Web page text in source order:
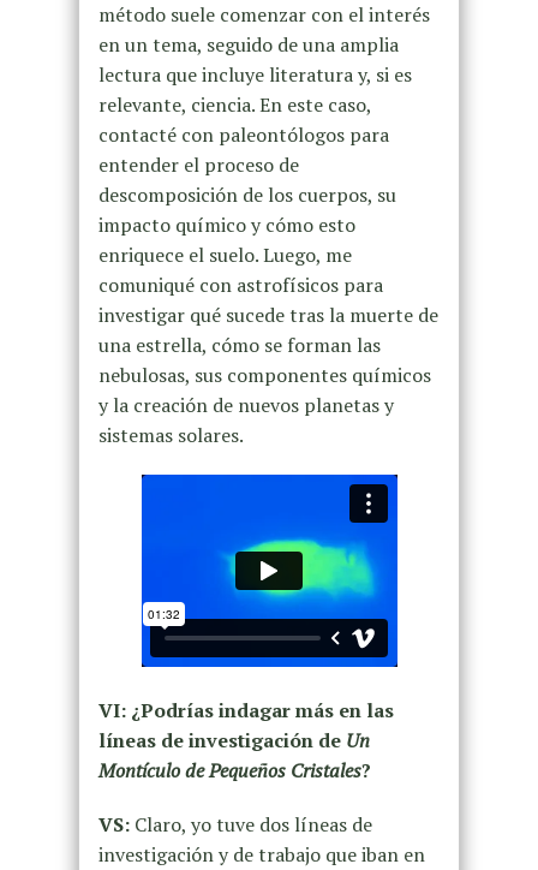
método suele comenzar con el interés
en un tema, seguido de una amplia
lectura que incluye literatura y, si es
relevante, ciencia. En este caso,
contacté con paleontólogos para
entender el proceso de
descomposición de los cuerpos, su
impacto químico y cómo esto
enriquece el suelo. Luego, me
comuniqué con astrofísicos para
investigar qué sucede tras la muerte de
una estrella, cómo se forman las
nebulosas, sus componentes químicos
y la creación de nuevos planetas y
sistemas solares.
VI: ¿Podrías indagar más en las
líneas de investigación de Un
Montículo de Pequeños Cristales?
VS: Claro, yo tuve dos líneas de
investigación y de trabajo que iban en